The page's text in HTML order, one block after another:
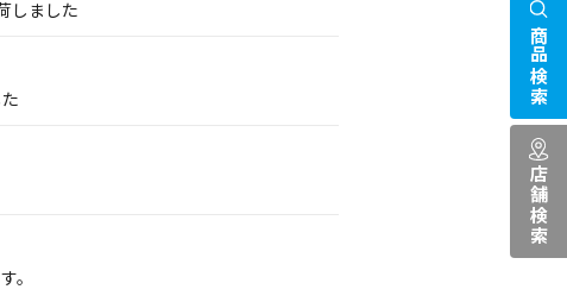
しました
。
商品検索
店舗検索